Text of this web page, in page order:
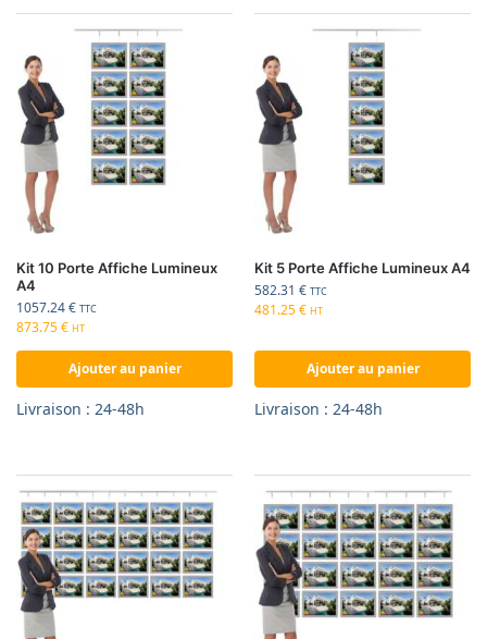
Kit 10 Porte Affiche Lumineux
A4
1057.24€ TTC
873.75€ HT
Ajouter au panier
Livraison : 24-48h
Kit 5 Porte Affiche Lumineux A4
582.31 € TTC
481.25€ HT
Ajouter au panier
Livraison : 24-48h